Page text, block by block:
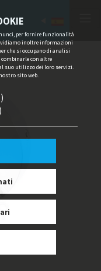
per fornire funzionalità
inoltre informazioni
che si occupano di analisi
combinarle con altre
suo utilizzo dei loro servizi.
sito web.